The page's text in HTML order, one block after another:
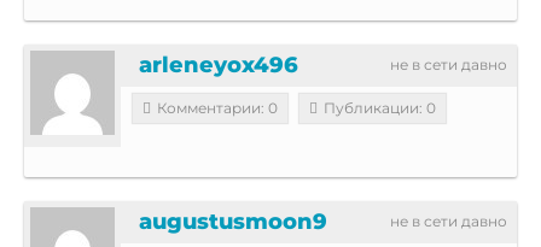
не в сети давно
arleneyox496
Комментарии: 0 Публикации: 0
не в сети давно
augustusmoon9